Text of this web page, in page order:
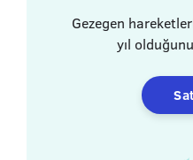
Gezegen
yıl